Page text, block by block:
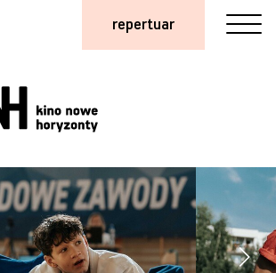
repertuar